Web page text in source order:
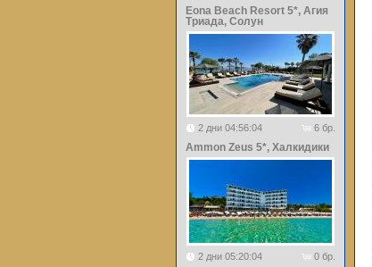
Eona Beach Resort 5*, Агия
Триада, Солун
2 дни 04:56:04 6 бр.
Ammon Zeus 5*, Халкидики
2 дни 05:20:04 0 бр.